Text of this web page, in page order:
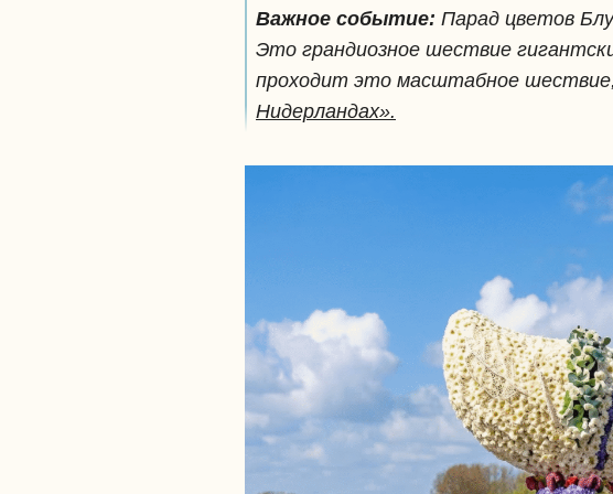
Важное событие: Парад цветов
Это грандиозное шествие
проходит это масштабное
Нидерландах».